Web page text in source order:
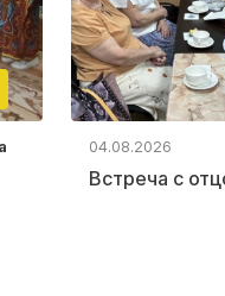
04.08.2026
Встреча с